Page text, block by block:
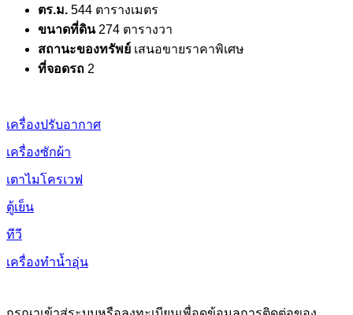
ตร.ม. 544 ตารางเมตร
ขนาดที่ดิน 274 ตารางวา
สถานะของทรัพย์ เสนอขายราคาพิเศษ
ที่จอดรถ 2
เครื่องปรับอากาศ
เครื่องซักผ้า
เตาไมโครเวฟ
ตู้เย็น
ทีวี
เครื่องทำน้ำอุ่น